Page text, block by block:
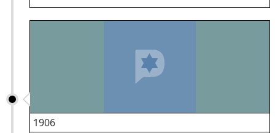
1906